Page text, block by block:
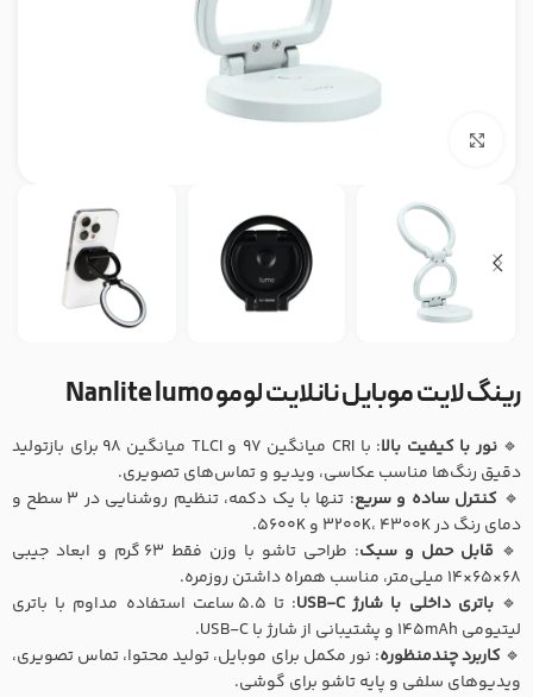
رینگ لایت موبایل نانلایت لومو Nanlite lumo
🔹نور با کیفیت بالا
: با CRI میانگین 97 و TLCI میانگین 98 برای بازتولید
دقیق رنگ‌ها مناسب عکاسی، ویدیو و تماس‌های تصویری.
🔹 کنترل ساده و سریع
: تنها با یک دکمه، تنظیم روشنایی در 3 سطح و
دمای رنگ در 3200K، 4300K و 5600K.
🔹 قابل حمل و سبک
: طراحی تاشو با وزن فقط 63 گرم و ابعاد جیبی
68×65×14 میلی‌متر، مناسب همراه داشتن روزمره.
🔹باتری داخلی با شارژ USB-C
: تا 5.5 ساعت استفاده مداوم با باتری
لیتیومی 145mAh و پشتیبانی از شارژ با USB-C.
🔹کاربرد چندمنظوره: نور مکمل برای موبایل، تولید محتوا، تماس تصویری،
ویدیوهای سلفی و پایه تاشو برای گوشی.